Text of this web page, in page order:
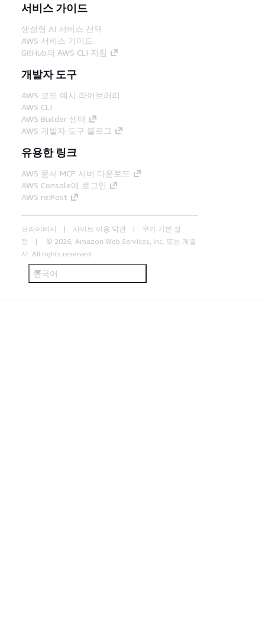
서비스 가이드
생성형 AI 서비스 선택
AWS 서비스 가이드
GitHub의 AWS CLI 지침
개발자 도구
AWS 코드 예시 라이브러리
AWS CLI
AWS Builder 센터
AWS 개발자 도구 블로그
유용한 링크
AWS 문서 MCP 서버 다운로드
AWS Console에 로그인
AWS re:Post
프라이버시 사이트 이용 약관
쿠키 기본 설
정
© 2026, Amazon Web Services, Inc. 또는 계열
사. All rights reserved.
한국어